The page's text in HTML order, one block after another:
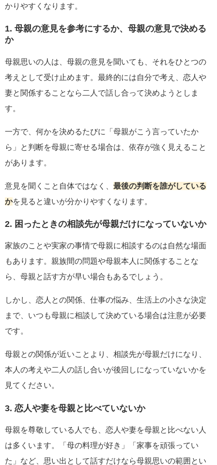
かりやすくなります。
1. 母親の意見を参考にするか、母親の意見で決める
か
母親思いの人は、母親の意見を聞いても、それをひとつの
考えとして受け止めます。最終的には自分で考え、恋人や
妻と関係することなら二人で話し合って決めようとしま
す。
一方で、何かを決めるたびに「母親がこう言っていたか
ら」と判断を母親に寄せる場合は、依存が強く見えること
があります。
意見を聞くこと自体ではなく、 最後の判断を誰がしている
かを見ると違いが分かりやすくなります。
2. 困ったときの相談先が母親だけになっていないか
家族のことや実家の事情で母親に相談するのは自然な場面
もあります。親族間の問題や母親本人に関係することな
ら、母親と話す方が早い場合もあるでしょう。
しかし、恋人との関係、仕事の悩み、生活上の小さな決定
まで、いつも母親に相談して決めている場合は注意が必要
です。
母親との関係が近いことより、相談先が母親だけになり、
本人の考えや二人の話し合いが後回しになっていないかを
見てください。
3. 恋人や妻を母親と比べていないか
母親を尊敬している人でも、恋人や妻を母親と比べない人
は多くいます。「母の料理が好き」「家事を頑張ってい
た」など、思い出として話すだけなら母親思いの範囲とい